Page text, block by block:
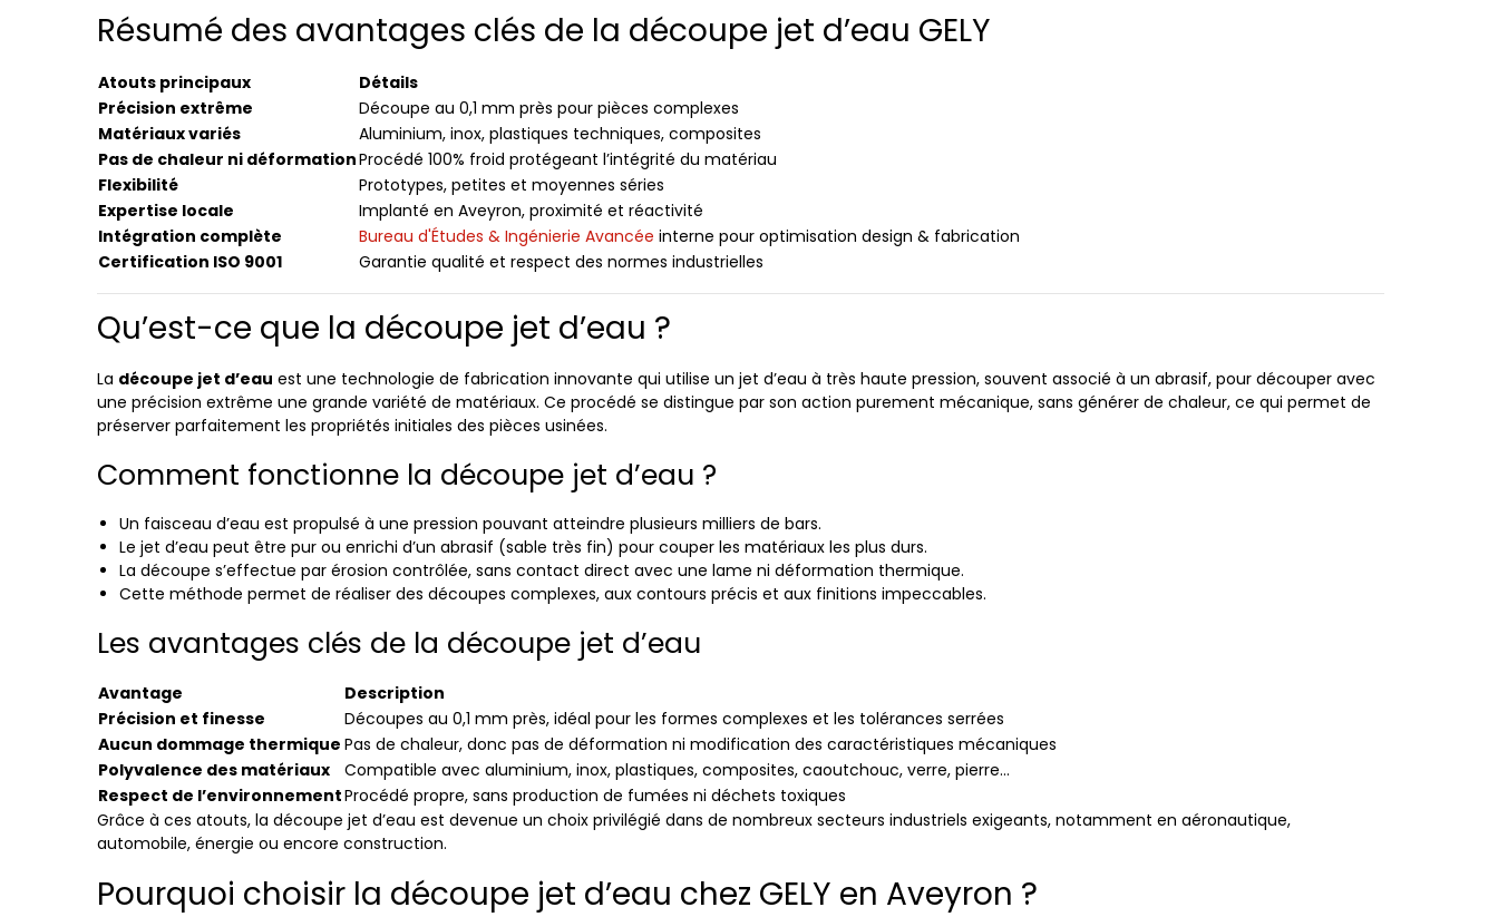
Résumé des avantages clés de la découpe jet d’eau GELY
Atouts principaux
Détails
Précision extrême
Découpe au 0,1 mm près pour pièces complexes
Matériaux variés
Aluminium, inox, plastiques techniques, composites
Pas de chaleur ni déformationProcédé 100% froid protégeant l’intégrité du matériau
Flexibilité
Prototypes, petites et moyennes séries
Expertise locale
Implanté en Aveyron, proximité et réactivité
Intégration complète
Bureau d'Études & Ingénierie Avancée interne pour optimisation design & fabrication
Certification ISO 9001
Garantie qualité et respect des normes industrielles
Qu’est-ce que la découpe jet d’eau ?
La découpe jet d’eau est une technologie de fabrication innovante qui utilise un jet d’eau à très haute pression, souvent associé à un abrasif, pour découper avec
une précision extrême une grande variété de matériaux. Ce procédé se distingue par son action purement mécanique, sans générer de chaleur, ce qui permet de
préserver parfaitement les propriétés initiales des pièces usinées.
Comment fonctionne la découpe jet d’eau ?
Un faisceau d’eau est propulsé à une pression pouvant atteindre plusieurs milliers de bars.
Le jet d’eau peut être pur ou enrichi d’un abrasif (sable très fin) pour couper les matériaux les plus durs.
La découpe s’effectue par érosion contrôlée, sans contact direct avec une lame ni déformation thermique.
Cette méthode permet de réaliser des découpes complexes, aux contours précis et aux finitions impeccables.
Les avantages clés de la découpe jet d’eau
Avantage
Description
Précision et finesse
Découpes au 0,1 mm près, idéal pour les formes complexes et les tolérances serrées
Aucun dommage thermique Pas de chaleur, donc pas de déformation ni modification des caractéristiques mécaniques
Polyvalence des matériaux
Compatible avec aluminium, inox, plastiques, composites, caoutchouc, verre, pierre…
Respect de l’environnementProcédé propre, sans production de fumées ni déchets toxiques
Grâce à ces atouts, la découpe jet d’eau est devenue un choix privilégié dans de nombreux secteurs industriels exigeants, notamment en aéronautique,
automobile, énergie ou encore construction.
Pourquoi choisir la découpe jet d’eau chez GELY en Aveyron ?